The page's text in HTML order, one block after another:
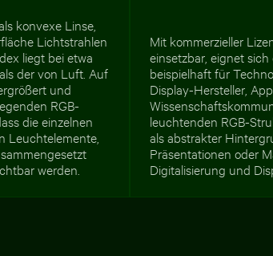
konvexe Linse,
Lichtstrahlen
liegt bei etwa
der von Luft. Auf
und
RGB-
die einzelnen
Leuchtelemente,
werden.
Mit kommerzieller
einsetzbar, eignet sich
beispielhaft für
Display-Hersteller,
leuchtenden RGB-
als abstrakter
Präsentationen oder
Digitalisierung und